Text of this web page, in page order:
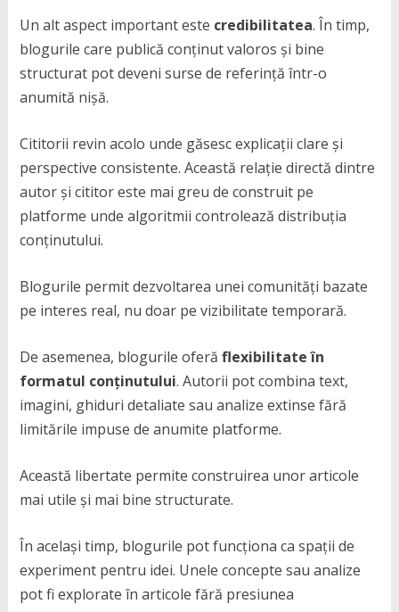
Un alt aspect important este credibilitatea. În timp,
blogurile care publică conținut valoros și bine
structurat pot deveni surse de referință într-o
anumită nișă.
Cititorii revin acolo unde găsesc explicații clare și
perspective consistente. Această relație directă dintre
autor și cititor este mai greu de construit pe
platforme unde algoritmii controlează distribuția
conținutului.
Blogurile permit dezvoltarea unei comunități bazate
pe interes real, nu doar pe vizibilitate temporară.
De asemenea, blogurile oferă flexibilitate în
formatul conținutului. Autorii pot combina text,
imagini, ghiduri detaliate sau analize extinse fără
limitările impuse de anumite platforme.
Această libertate permite construirea unor articole
mai utile și mai bine structurate.
În același timp, blogurile pot funcționa ca spații de
experiment pentru idei. Unele concepte sau analize
pot fi explorate în articole fără presiunea